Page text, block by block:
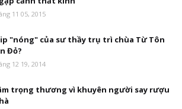
11 05, 2015
"nóng" của sư thầy trụ trì chùa Từ Tôn
Đỏ?
12 19, 2014
trọng thương vì khuyên người say rượu